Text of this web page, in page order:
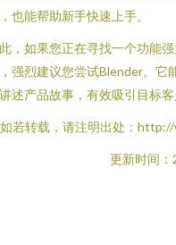
也能帮助新手快速上手。
，如果您正在寻找一个功能
强烈建议您尝试Blender。它
述产品故事，有效吸引目标客
如若转载，请注明出处：
更新时间